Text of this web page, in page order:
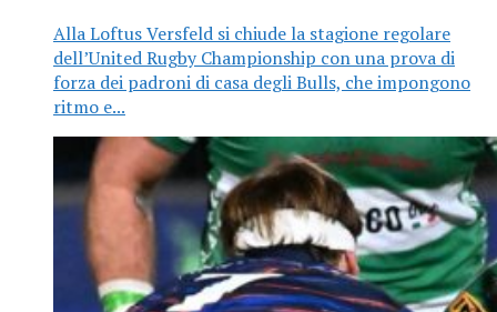
Alla Loftus Versfeld si chiude la stagione regolare
dell’United Rugby Championship con una prova di
forza dei padroni di casa degli Bulls, che impongono
ritmo e...